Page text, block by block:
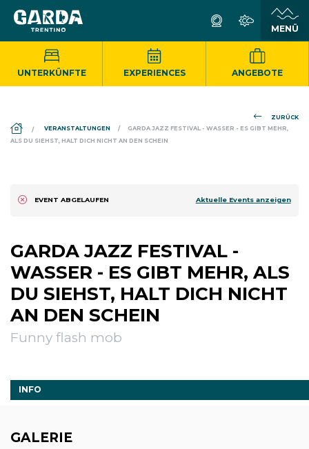
UNTERKÜNFTE EXPERIENCES ANGEBOTE
ZURÜCK
VERANSTALTUNGEN
GARDA JAZZ FESTIVAL - WASSER - ES GIBT MEHR,
ALS DU SIEHST, HALT DICH NICHT AN DEN SCHEIN
EVENT ABGELAUFEN Aktuelle Events anzeigen
GARDA JAZZ FESTIVAL -
WASSER - ES GIBT MEHR, ALS
DU SIEHST, HALT DICH NICHT
AN DEN SCHEIN
Funny flash mob
INFO
GALERIE